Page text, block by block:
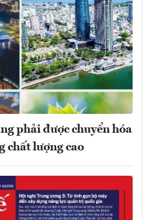
phải được chuyển hóa
chất lượng cao